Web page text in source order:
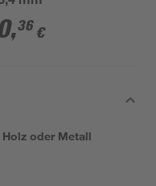
,36 €
oder Metall